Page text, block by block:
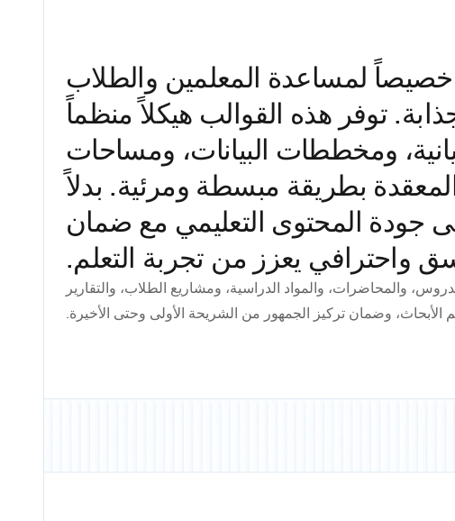
لمساعدة المعلمين والطلاب
توفر هذه القوالب هيكلاً منظماً
ومخططات البيانات، ومساحات
بطريقة مبسطة ومرئية. بدلاً
جودة المحتوى التعليمي مع ضمان
واحترافي يعزز من تجربة التعلم.
والمحاضرات، والمواد الدراسية، ومشاريع الطلاب، والتقارير
الأبحاث، وضمان تركيز الجمهور من الشريحة الأولى وحتى الأخيرة.